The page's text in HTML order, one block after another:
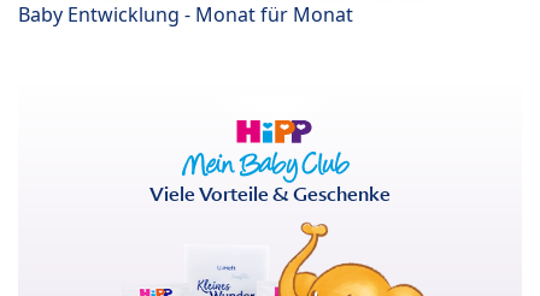
Baby Entwicklung - Monat für Monat
Viele Vorteile & Geschenke